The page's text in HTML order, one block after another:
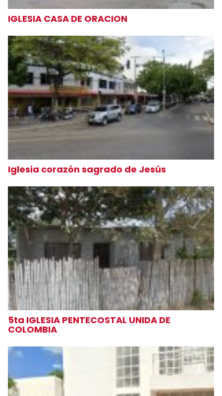
IGLESIA CASA DE ORACION
Iglesia corazón sagrado de Jesús
5ta IGLESIA PENTECOSTAL UNIDA DE
COLOMBIA